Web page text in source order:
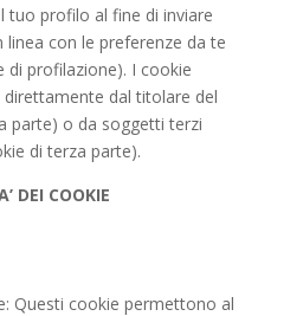
tuo profilo al fine di inviare
linea con le preferenze da te
di profilazione). I cookie
dal titolare del
parte) o da soggetti terzi
di terza parte).
DEI COOKIE
Questi cookie permettono al